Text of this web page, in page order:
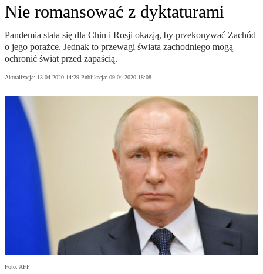
Nie romansować z dyktaturami
Pandemia stała się dla Chin i Rosji okazją, by przekonywać Zachód
o jego porażce. Jednak to przewagi świata zachodniego mogą
ochronić świat przed zapaścią.
Aktualizacja: 13.04.2020 14:29 Publikacja: 09.04.2020 18:08
Foto: AFP